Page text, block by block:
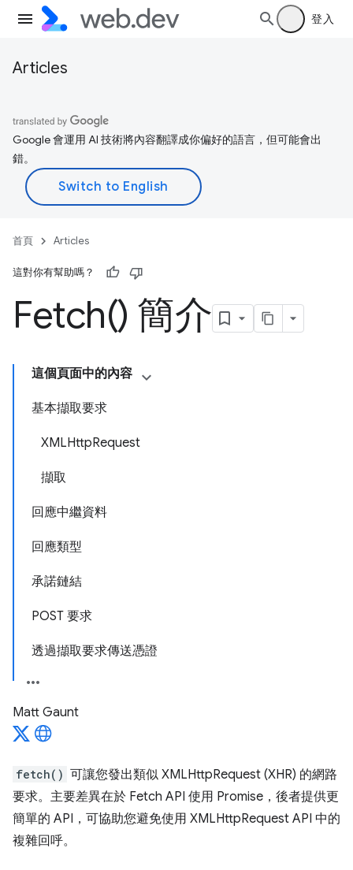
登入
Articles
Google 會運用 AI 技術將內容翻譯成你偏好的語言，但可能會出
錯。
首頁 Articles
這對你有幫助嗎？
Fetch() 簡介
這個頁面中的內容
基本擷取要求
XMLHttpRequest
擷取
回應中繼資料
回應類型
承諾鏈結
POST 要求
透過擷取要求傳送憑證
Matt Gaunt
fetch() 可讓您發出類似 XMLHttpRequest (XHR) 的網路
要求。主要差異在於 Fetch API 使用 Promise，後者提供更
簡單的 API，可協助您避免使用 XMLHttpRequest API 中的
複雜回呼。